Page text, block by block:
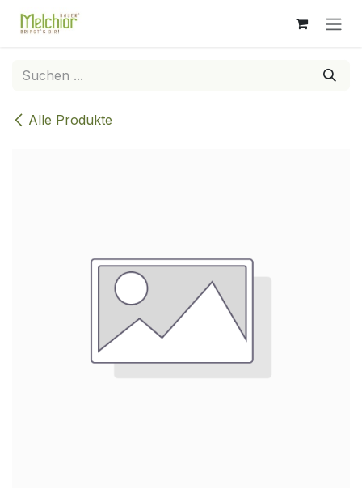
Zum Inhalt springen
Alle Produkte